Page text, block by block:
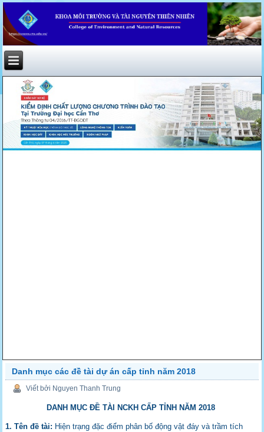
Danh mục các đề tài dự án cấp tỉnh năm 2018
Viết bởi Nguyen Thanh Trung
DANH MỤC ĐỀ TÀI NCKH CẤP TỈNH NĂM 2018
1. Tên đề tài: Hiện trạng đặc điểm phân bố động vật đáy và trầm tích